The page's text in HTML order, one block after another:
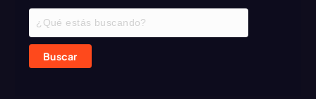
Buscar